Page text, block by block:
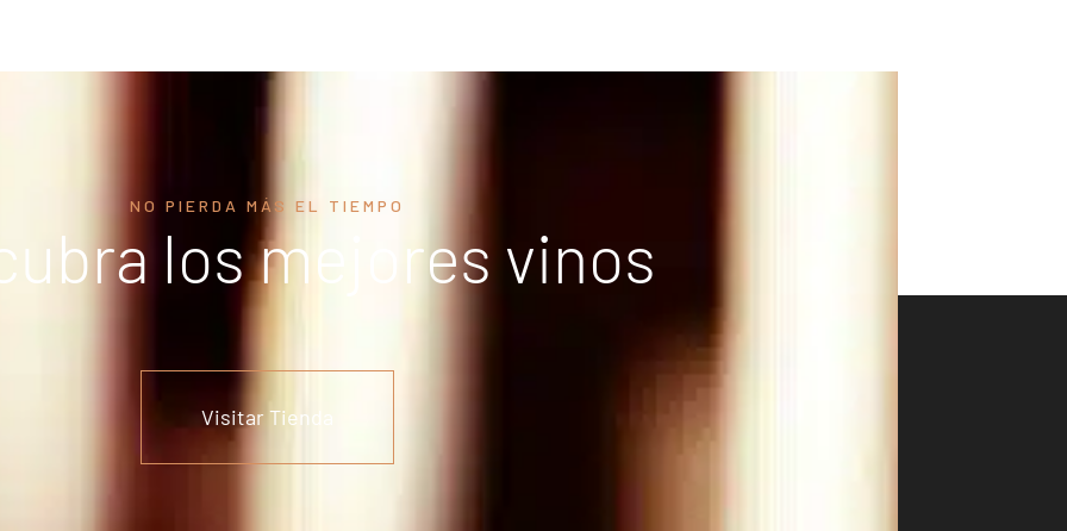
NO PIERDA MÁS EL TIEMPO
los mejores vinos
Visitar Tienda